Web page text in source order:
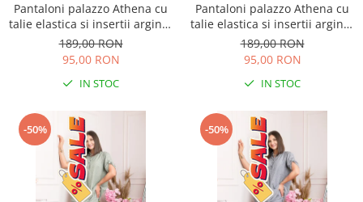
Pantaloni palazzo Athena cu
talie elastica si insertii argintii
- Alb
189,00 RON
95,00 RON
IN STOC
Pantaloni palazzo Athena cu
talie elastica si insertii argintii
- Bleu
189,00 RON
95,00 RON
IN STOC
-50% -50%